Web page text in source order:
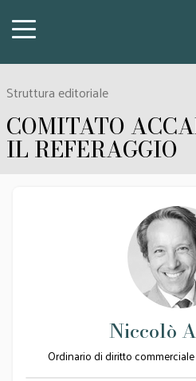
Struttura editoriale
COMITATO
IL REFERAGGIO
Niccolò
Ordinario di diritto